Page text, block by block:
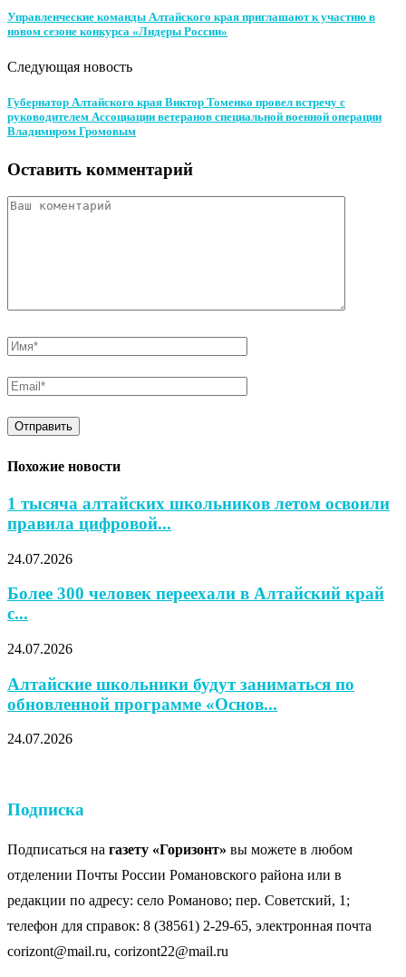
Управленческие команды Алтайского края приглашают к участию в
новом сезоне конкурса «Лидеры России»
Следующая новость
Губернатор Алтайского края Виктор Томенко провел встречу с
руководителем Ассоциации ветеранов специальной военной операции
Владимиром Громовым
Оставить комментарий
Похожие новости
1 тысяча алтайских школьников летом освоили
правила цифровой...
24.07.2026
Более 300 человек переехали в Алтайский край
с...
24.07.2026
Алтайские школьники будут заниматься по
обновленной программе «Основ...
24.07.2026
Подписка
Подписаться на газету «Горизонт» вы можете в любом
отделении Почты России Романовского района или в
редакции по адресу: село Романово; пер. Советский, 1;
телефон для справок: 8 (38561) 2-29-65, электронная почта
corizont@mail.ru, corizont22@mail.ru